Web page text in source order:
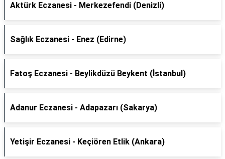
Aktürk Eczanesi - Merkezefendi (Denizli)
Sağlık Eczanesi - Enez (Edirne)
Fatoş Eczanesi - Beylikdüzü Beykent (İstanbul)
Adanur Eczanesi - Adapazarı (Sakarya)
Yetişir Eczanesi - Keçiören Etlik (Ankara)